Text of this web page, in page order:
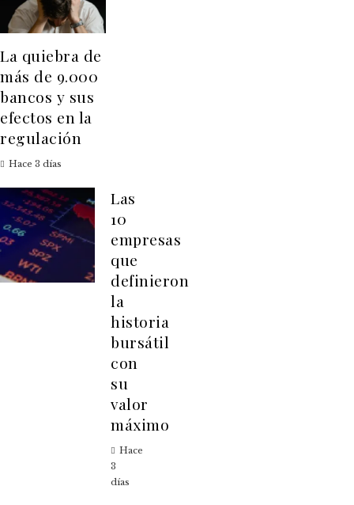
La quiebra de
más de 9.000
bancos y sus
efectos en la
regulación
Hace 3 días
Las
10
empresas
que
definieron
la
historia
bursátil
con
su
valor
máximo
Hace
3
días